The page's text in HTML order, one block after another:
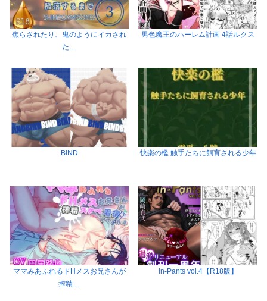
焦らされたり、鬼のようにイカされ
た…
男色魔王のハーレム計画 4話ルクス
BIND 快楽の檻 触手たちに飼育される少年
ママみあふれるドHメスお兄さんが
搾精…
in-Pants vol.4【R18版】